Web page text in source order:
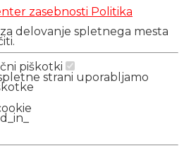
zasebnosti Politika
delovanje spletnega mesta
piškotki
strani uporabljamo